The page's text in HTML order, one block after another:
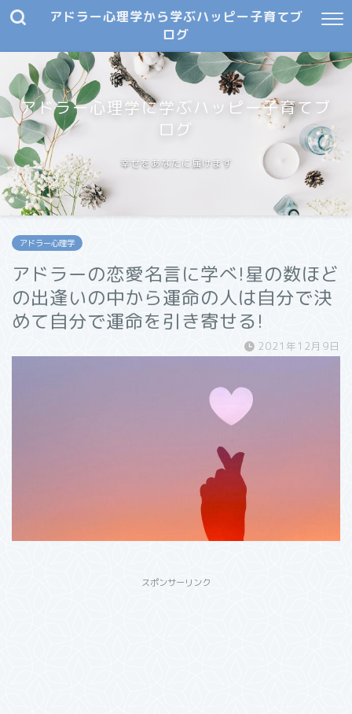
アドラー心理学から学ぶハッピー子育てブ
ログ
アドラー心理学に学ぶハッピー子育てブ
ログ
幸せをあなたに届けます
アドラー心理学
アドラーの恋愛名言に学べ!星の数ほど
の出逢いの中から運命の人は自分で決
めて自分で運命を引き寄せる!
2021年12月9日
スポンサーリンク